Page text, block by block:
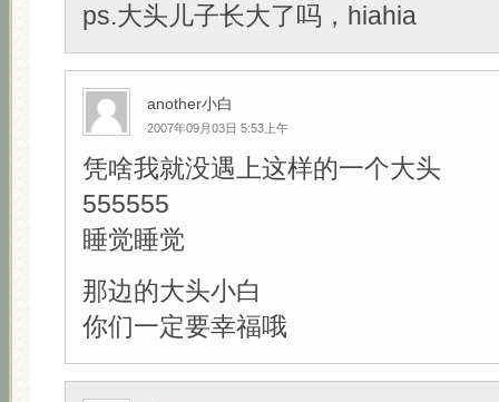
ps.大头儿子长大了吗，hiahia
another小白
2007年09月03日 5:53上午
凭啥我就没遇上这样的一个大头
555555
睡觉睡觉
那边的大头小白
你们一定要幸福哦